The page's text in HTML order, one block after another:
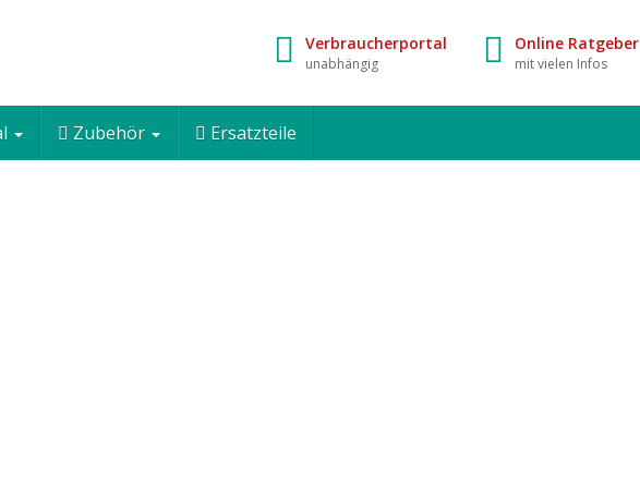
Verbraucherportal
unabhängig
Online Ratgeber
mit vielen Infos
Zubehör Ersatzteile